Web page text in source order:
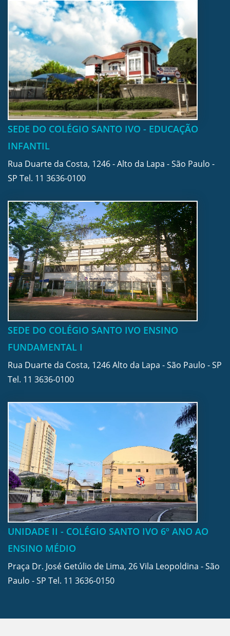
SEDE DO COLÉGIO SANTO IVO - EDUCAÇÃO
INFANTIL
Rua Duarte da Costa, 1246 - Alto da Lapa - São Paulo -
SP Tel. 11 3636-0100
SEDE DO COLÉGIO SANTO IVO ENSINO
FUNDAMENTAL I
Rua Duarte da Costa, 1246 Alto da Lapa - São Paulo - SP
Tel. 11 3636-0100
UNIDADE II - COLÉGIO SANTO IVO 6º ANO AO
ENSINO MÉDIO
Praça Dr. José Getúlio de Lima, 26 Vila Leopoldina - São
Paulo - SP Tel. 11 3636-0150